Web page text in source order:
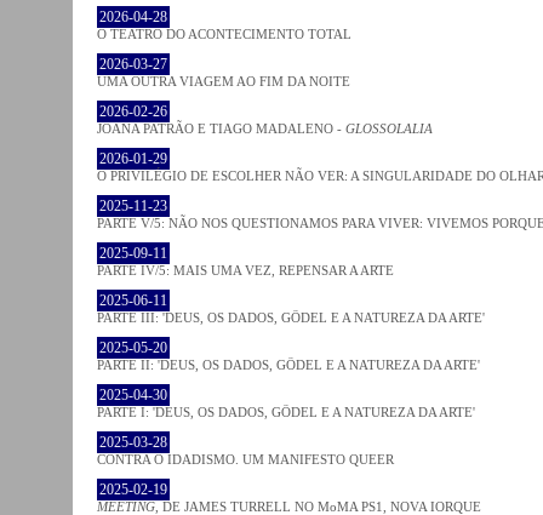
2026-04-28
O TEATRO DO ACONTECIMENTO TOTAL
2026-03-27
UMA OUTRA VIAGEM AO FIM DA NOITE
2026-02-26
JOANA PATRÃO E TIAGO MADALENO - GLOSSOLALIA
2026-01-29
O PRIVILÉGIO DE ESCOLHER NÃO VER: A SINGULARIDADE DO
2025-11-23
PARTE V/5: NÃO NOS QUESTIONAMOS PARA VIVER: VIVEMOS
2025-09-11
PARTE IV/5: MAIS UMA VEZ, REPENSAR A ARTE
2025-06-11
PARTE III: 'DEUS, OS DADOS, GÖDEL E A NATUREZA DA ARTE'
2025-05-20
PARTE II: 'DEUS, OS DADOS, GÖDEL E A NATUREZA DA ARTE'
2025-04-30
PARTE I: 'DEUS, OS DADOS, GÖDEL E A NATUREZA DA ARTE'
2025-03-28
CONTRA O IDADISMO. UM MANIFESTO QUEER
2025-02-19
MEETING , DE JAMES TURRELL NO MoMA PS1, NOVA IORQUE